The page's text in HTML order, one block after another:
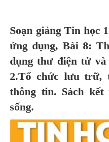
Soạn giảng Tin học
ứng dụng, Bài 8:
dụng thư điện tử
2.Tổ chức lưu trữ,
thông tin. Sách
sống.